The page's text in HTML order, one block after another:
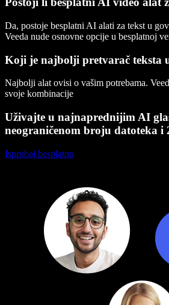
Da, postoje besplatni AI alati za tekst u
Veeda nude osnovne opcije u besplatnoj
Koji je najbolji pretvarač teksta
Najbolji alat ovisi o vašim potrebama.
svoje kombinacije
Uživajte u najnaprednijim AI
neograničenom broju datoteka i
Isprobaj besplatno